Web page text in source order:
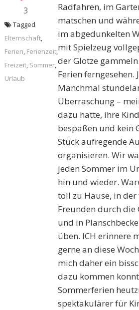
3
Radfahren, im
matschen und
im abgedunkelten
mit Spielzeug
der Glotze
Ferien ferngesehen.
Manchmal
Überraschung –
dazu hatte, ihre
bespaßen und kein
Stück aufregende
organisieren. Wir
jeden Sommer im
hin und wieder.
toll zu Hause, in
Freunden durch die
und in
üben. ICH erinnere
gerne an diese
mich daher ein
dazu kommen
Sommerferien
spektakulärer für
Tagged
Elternschaft,
Ferien, Ferienzeit,
Freizeit, Sommer,
Urlaub